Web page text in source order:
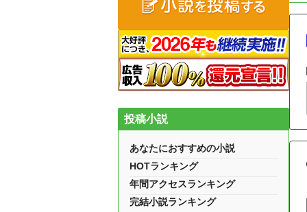
投稿小説
あなたにおすすめの小説
HOTランキング
年間アクセスランキング
完結小説ランキング